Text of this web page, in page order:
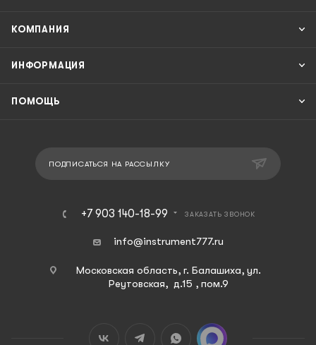
КОМПАНИЯ
ИНФОРМАЦИЯ
ПОМОЩЬ
ПОДПИСАТЬСЯ НА РАССЫЛКУ
+7 903 140-18-99 ЗАКАЗАТЬ ЗВОНОК
info@instrument777.ru
Московская область, г. Балашиха, ул.
Реутовская, д.15 , пом.9